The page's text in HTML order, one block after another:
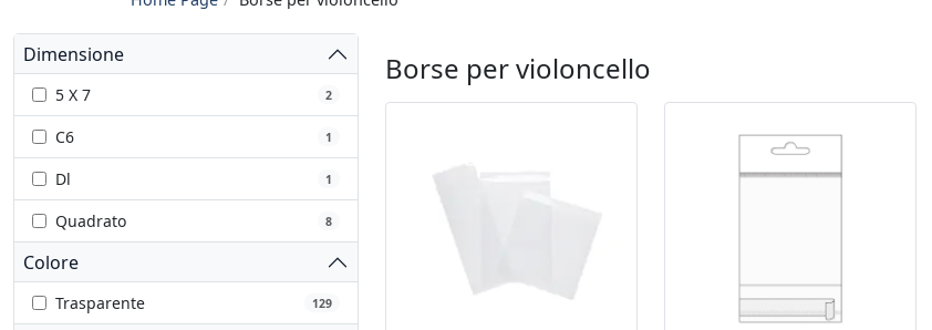
Dimensione
5 X 7 2
C6 1
Dl 1
Quadrato 8
Colore
Trasparente 129
Borse per violoncello